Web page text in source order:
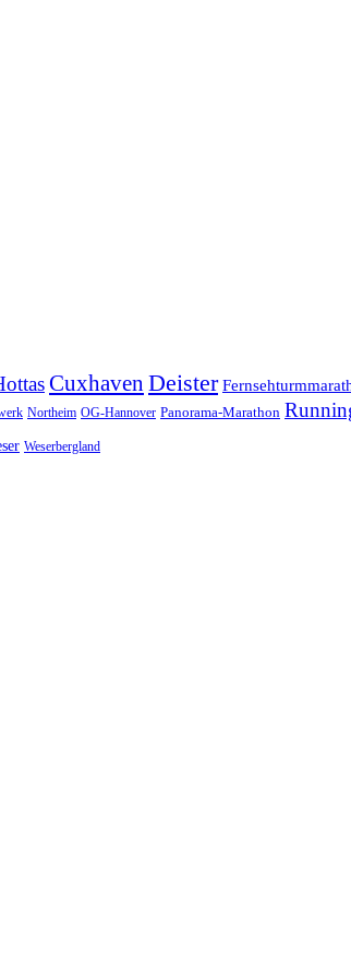
Cuxhaven Deister
Northeim OG-Hannover Panorama-Marathon
Weserbergland